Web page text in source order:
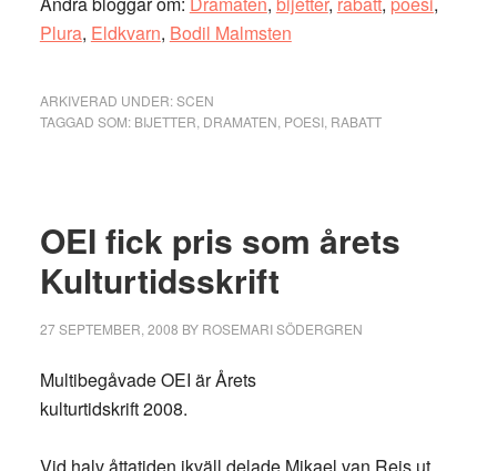
Plura, Eldkvarn, Bodil Malmsten
ARKIVERAD UNDER:SCEN
TAGGAD SOM: BIJETTER DRAMATEN POESI, RABATT
OEI fick pris som årets
Kulturtidsskrift
27 SEPTEMBER, 2008 BY ROSEMARI SÖDERGREN
Multibegåvade OEI är Årets
kulturtidskrift 2008.